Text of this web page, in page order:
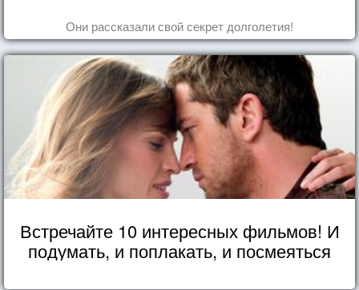
Они рассказали свой секрет долголетия!
Встречайте 10 интересных фильмов! И
подумать, и поплакать, и посмеяться